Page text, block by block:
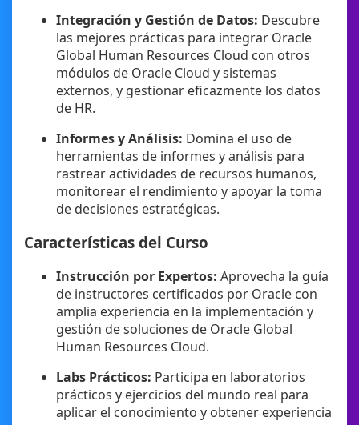
Integración y Gestión de Datos: Descubre
las mejores prácticas para integrar Oracle
Global Human Resources Cloud con otros
módulos de Oracle Cloud y sistemas
externos, y gestionar eficazmente los datos
de HR.
Informes y Análisis: Domina el uso de
herramientas de informes y análisis para
rastrear actividades de recursos humanos,
monitorear el rendimiento y apoyar la toma
de decisiones estratégicas.
Características del Curso
Instrucción por Expertos: Aprovecha la guía
de instructores certificados por Oracle con
amplia experiencia en la implementación y
gestión de soluciones de Oracle Global
Human Resources Cloud.
Labs Prácticos: Participa en laboratorios
prácticos y ejercicios del mundo real para
aplicar el conocimiento y obtener experiencia